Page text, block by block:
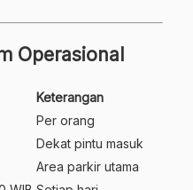
Operasional
Keterangan
Per orang
Dekat pintu masuk
Area parkir utama